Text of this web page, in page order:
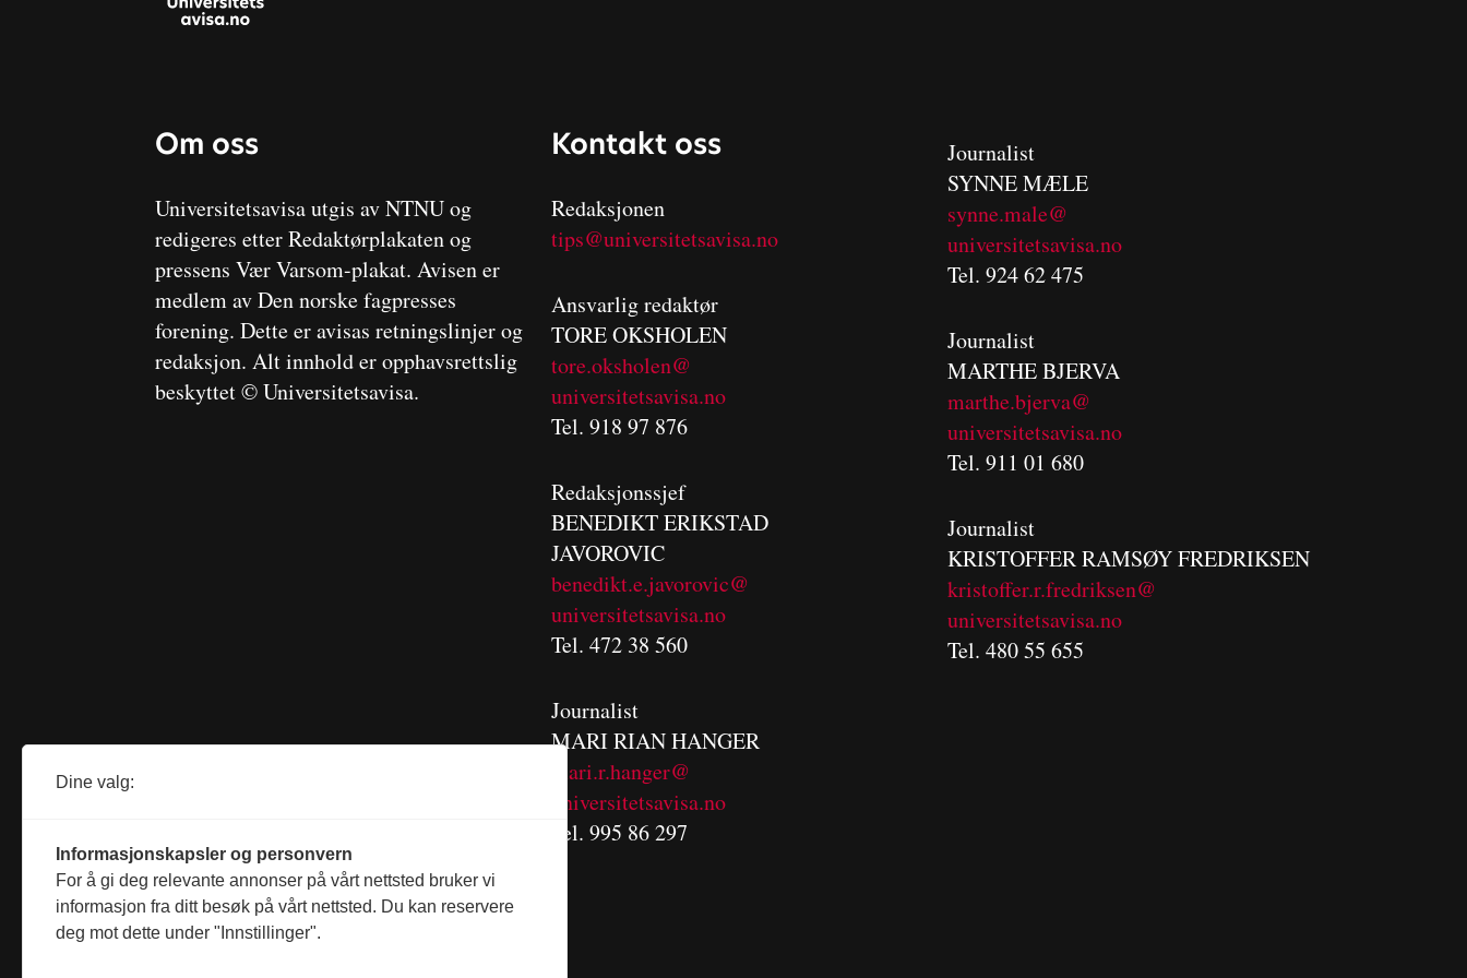
Om oss
Universitetsavisa utgis av NTNU og
redigeres etter Redaktørplakaten og
pressens Vær Varsom-plakat. Avisen er
medlem av Den norske fagpresses
forening. Dette er avisas retningslinjer og
redaksjon. Alt innhold er opphavsrettslig
beskyttet © Universitetsavisa.
Kontakt oss
Redaksjonen
tips@universitetsavisa.no
Ansvarlig redaktør
TORE OKSHOLEN
tore.oksholen@
universitetsavisa.no
Tel. 918 97 876
Redaksjonssjef
BENEDIKTERIKSTAD
JAVOROVIC
benedikt.e.javorovic@
universitetsavisa.no
Tel. 472 38 560
Journalist
MARI RIAN HANGER
mari.r.hanger@
universitetsavisa.no
Tel. 995 86 297
Journalist
SYNNE MÆLE
synne.male@
universitetsavisa.no
Tel. 924 62 475
Journalist
MARTHE BJERVA
marthe.bjerva@
universitetsavisa.no
Tel. 911 01 680
Journalist
KRISTOFFER RAMSØY FREDRIKSEN
kristoffer.r.fredriksen@
universitetsavisa.no
Tel. 480 55 655
Dine valg:
Informasjonskapsler og personvern
For å gi deg relevante annonser på vårt nettsted bruker vi
informasjon fra ditt besøk på vårt nettsted. Du kan reservere
deg mot dette under "Innstillinger".